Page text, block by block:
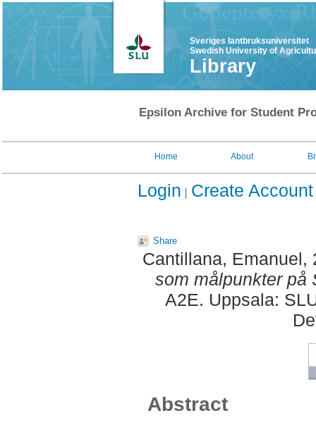
Sveriges lantbruksuniversitet
Swedish University of
Library
Epsilon Archive for Student
Home About
Login Create Account
Share
Cantillana, Emanuel,
som målpunkter på
A2E. Uppsala:
Abstract